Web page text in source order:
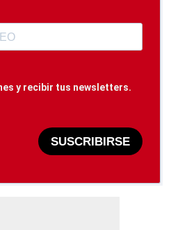
y recibir tus newsletters.
SUSCRIBIRSE